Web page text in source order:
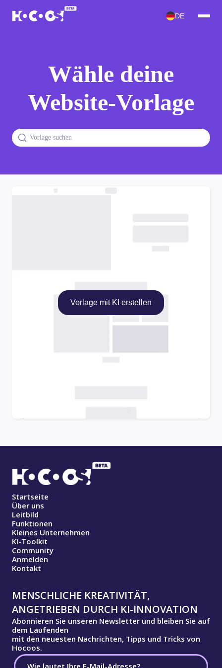
DE
Wähle deine
Website-Vorlage
Vorlage mit KI erstellen
Startseite
Über uns
Leitbild
Funktionen
Kleines Unternehmen
KI-Toolkit
Community
Anmelden
Kontakt
MENSCHLICHE KREATIVITÄT,
ANGETRIEBEN DURCH KI-INNOVATION
Abonnieren Sie unseren Newsletter und bleiben Sie auf
dem Laufenden
mit den neuesten Nachrichten, Tipps und Tricks von
Hocoos.